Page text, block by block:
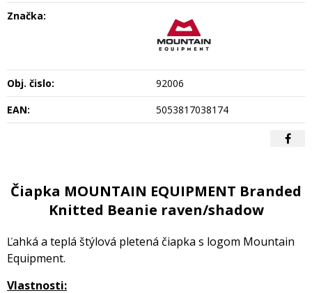
Značka:
Obj. čislo:
92006
EAN:
5053817038174
Čiapka MOUNTAIN EQUIPMENT Branded
Knitted Beanie raven/shadow
Ľahká a teplá štýlová pletená čiapka s logom Mountain
Equipment.
Vlastnosti: